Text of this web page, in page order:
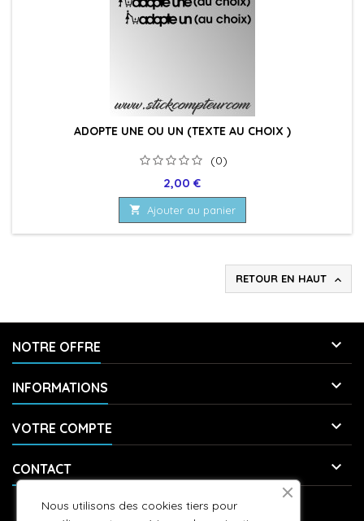
ADOPTE UNE OU UN (TEXTE AU CHOIX )
(0)
Prix
2,00 €
 Ajouter au panier
RETOUR EN HAUT 
NOTRE OFFRE 
INFORMATIONS 
VOTRE COMPTE 
CONTACT 
LETTRE D'INFORMATIONS
Nous utilisons des cookies tiers pour